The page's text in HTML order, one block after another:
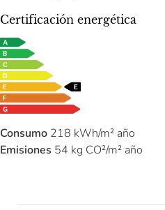
Certificación energética
Consumo 218 kWh/m² año
Emisiones 54 kg CO²/m² año